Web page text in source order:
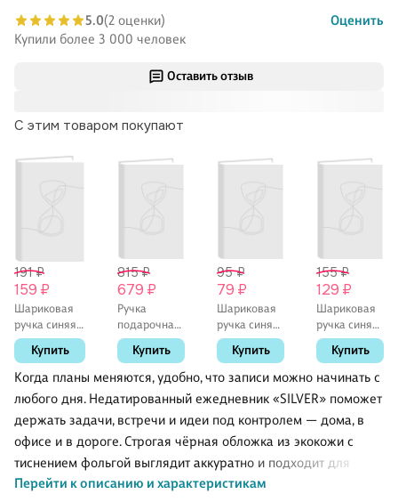
Оставить отзыв
Когда планы меняются, удобно, что записи можно начинать с
любого дня. Недатированный ежедневник «SILVER» поможет
держать задачи, встречи и идеи под контролем — дома, в
офисе и в дороге. Строгая чёрная обложка из экокожи с
тиснением фольгой выглядит аккуратно и подходит для
делового стиля. Твёрдый переплёт и металлические уголки
Перейти к описанию и характеристикам
С этим товаром покупают
191 ₽
159 ₽
Шариковая
ручка синяя
0,7 мм, BPS-
GP-F L, Pilot
Купить
815 ₽
679 ₽
Ручка
подарочная
шариковая
синяя,
Premium,
Купить
95 ₽
79 ₽
Шариковая
ручка синяя
автоматическая
0,5 мм, Dark
Matte,
ассортименте
Купить
155 ₽
129 ₽
Шариковая
ручка синяя
0,5 мм, MC
Gold,
MunHwa
Купить
5.0(2 оценки)
Оценить
Купили более 3 000 человек